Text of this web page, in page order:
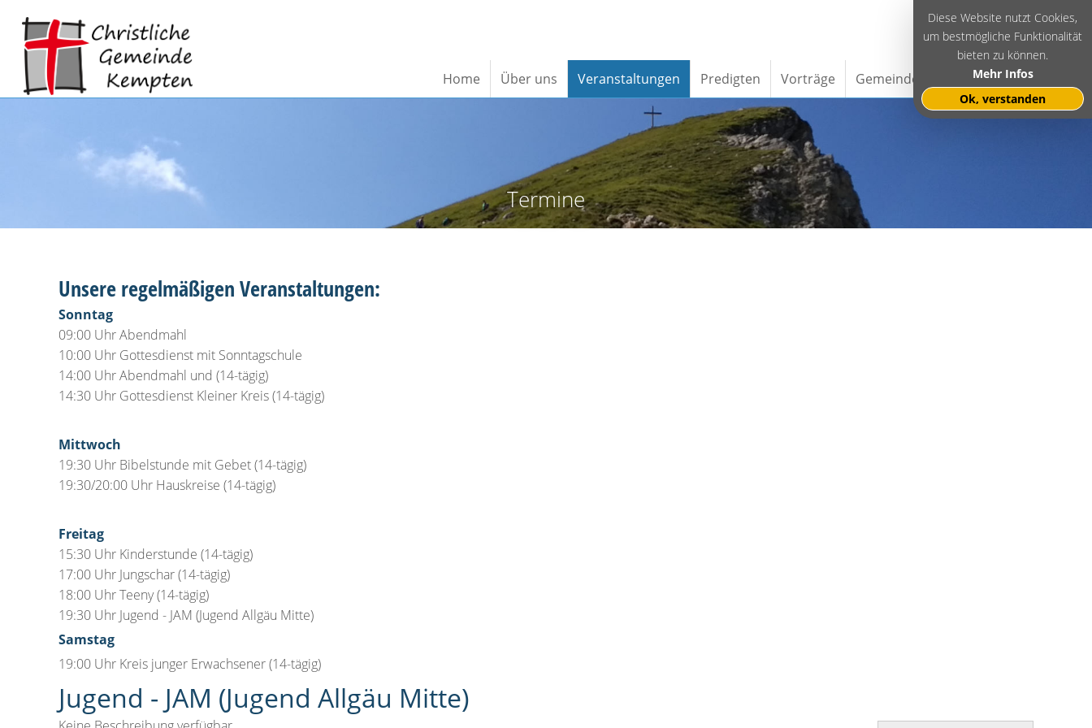
Home Über uns Veranstaltungen Predigten Vorträge Gemeinde Intern Impressum
Termine
Unsere regelmäßigen Veranstaltungen:
Sonntag
09:00 Uhr Abendmahl
10:00 Uhr Gottesdienst mit Sonntagschule
14:00 Uhr Abendmahl und (14-tägig)
14:30 Uhr Gottesdienst Kleiner Kreis (14-tägig)
Mittwoch
19:30 Uhr Bibelstunde mit Gebet (14-tägig)
19:30/20:00 Uhr Hauskreise (14-tägig)
Freitag
15:30 Uhr Kinderstunde (14-tägig)
17:00 Uhr Jungschar (14-tägig)
18:00 Uhr Teeny (14-tägig)
19:30 Uhr Jugend - JAM (Jugend Allgäu Mitte)
Samstag
19:00 Uhr Kreis junger Erwachsener (14-tägig)
Jugend - JAM (Jugend Allgäu Mitte)
Diese Website nutzt Cookies,
um bestmögliche Funktionalität
bieten zu können.
Mehr Infos
Ok, verstanden